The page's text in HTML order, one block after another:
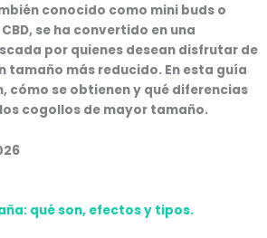
conocido como mini buds o
se ha convertido en una
por quienes desean disfrutar de
tamaño más reducido. En esta guía
cómo se obtienen y qué diferencias
cogollos de mayor tamaño.
qué son, efectos y tipos.